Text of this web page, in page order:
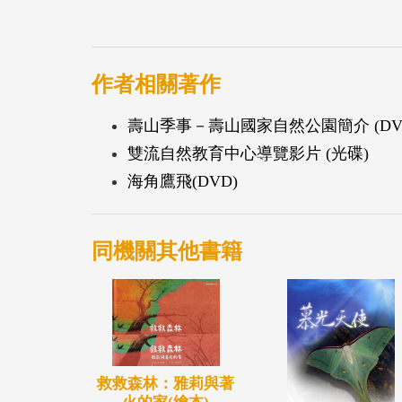
作者相關著作
壽山季事－壽山國家自然公園簡介
雙流自然教育中心導覽影片 (光碟)
海角鷹飛(DVD)
同機關其他書籍
救救森林：雅莉與著